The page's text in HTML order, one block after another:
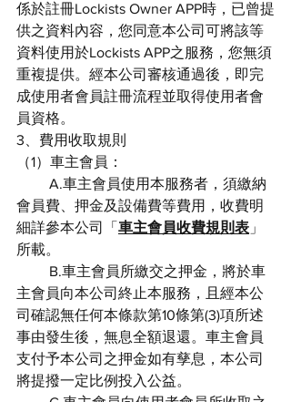
係於註冊Lockists Owner APP時，已曾提
供之資料內容，您同意本公司可將該等
資料使用於Lockists APP之服務，您無須
重複提供。經本公司審核通過後，即完
成使用者會員註冊流程並取得使用者會
員資格。
3、費用收取規則
（1）車主會員：
會員費、押金及設備費等費用，收費明
細詳參本公司「 車主會員收費規則表 」
所載。
主會員向本公司終止本服務，且經本公
司確認無任何本條款第10條第(3)項所述
事由發生後，無息全額退還。車主會員
支付予本公司之押金如有孳息，本公司
將提撥一定比例投入公益。